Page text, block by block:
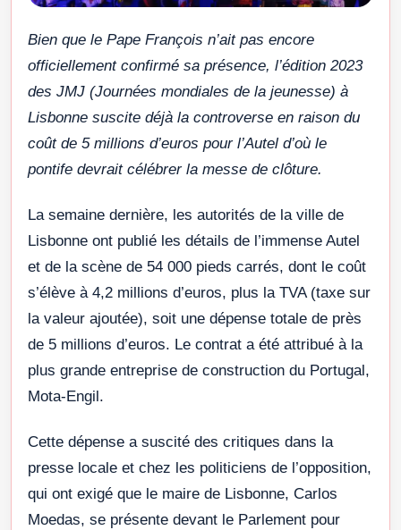
Bien que le Pape François n’ait pas encore
officiellement confirmé sa présence, l’édition 2023
des JMJ (Journées mondiales de la jeunesse) à
Lisbonne suscite déjà la controverse en raison du
coût de 5 millions d’euros pour l’Autel d’où le
pontife devrait célébrer la messe de clôture.
La semaine dernière, les autorités de la ville de
Lisbonne ont publié les détails de l’immense Autel
et de la scène de 54 000 pieds carrés, dont le coût
s’élève à 4,2 millions d’euros, plus la TVA (taxe sur
la valeur ajoutée), soit une dépense totale de près
de 5 millions d’euros. Le contrat a été attribué à la
plus grande entreprise de construction du Portugal,
Mota-Engil.
Cette dépense a suscité des critiques dans la
presse locale et chez les politiciens de l’opposition,
qui ont exigé que le maire de Lisbonne, Carlos
Moedas, se présente devant le Parlement pour